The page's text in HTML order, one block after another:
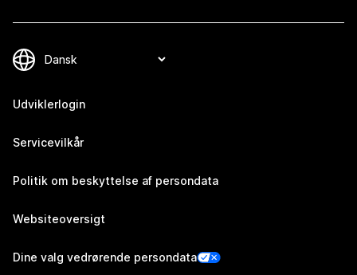
Udviklerlogin
Servicevilkår
Politik om beskyttelse af persondata
Websiteoversigt
Dine valg vedrørende persondata